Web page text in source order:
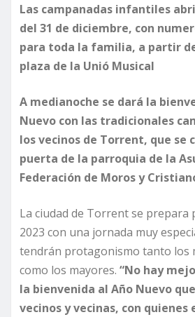
Las campanadas infantiles
del 31 de diciembre, con
para toda la familia, a partir
plaza de la Unió Musical
A medianoche se dará la
Nuevo con las tradicionales
los vecinos de Torrent, que se
puerta de la parroquia de la
Federación de Moros y
La ciudad de Torrent se prepara
2023 con una jornada muy
tendrán protagonismo tanto los
como los mayores. “No hay
la bienvenida al Año Nuevo
vecinos y vecinas, con quienes